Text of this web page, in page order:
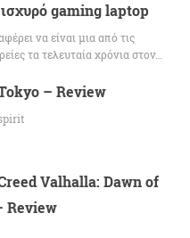
gaming laptop
να είναι μια από τις
τα τελευταία χρόνια στον…
– Review
Valhalla: Dawn of
Review